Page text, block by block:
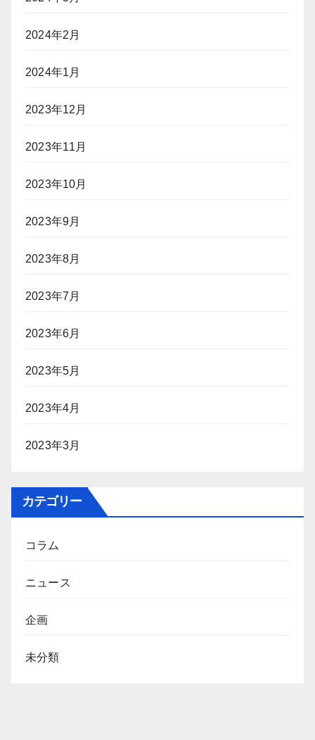
2024年2月
2024年1月
2023年12月
2023年11月
2023年10月
2023年9月
2023年8月
2023年7月
2023年6月
2023年5月
2023年4月
2023年3月
カテゴリー
コラム
ニュース
企画
未分類